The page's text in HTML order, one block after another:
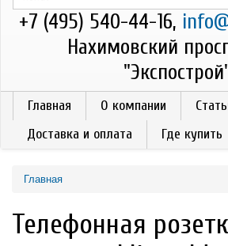
+7 (495) 540-44-16,
Нахимовский
Главная О компании
Доставка и оплата
Где купить
Главная
Телефонная